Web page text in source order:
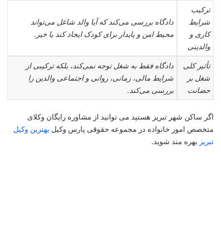
ترکیب
شرایط
کاری و
والدینی
دادگاه بررسی می‌کند که آیا والد شاغل می‌تواند
محیط امن و پایدار برای کودک ایجاد کند یا خیر.
تأثیر کلی
شغل بر
حضانت
دادگاه فقط به شغل توجه نمی‌کند، بلکه ترکیبی از
شرایط مالی، زمانی، روانی و اجتماعی والدین را
بررسی می‌کند.
اگر ساکن شهر تبریز هستید می توانید از مشاوره رایگان وکلای
متخصص امور خانواده در مجموعه حقوقی پارس وکیل بهترین وکیل
تبریز بهره مند شوید.